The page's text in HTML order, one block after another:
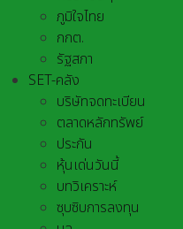
ภูมิใจไทย
กกต.
รัฐสภา
SET-คลัง
บริษัทจดทะเบียน
ตลาดหลักทรัพย์
ประกัน
หุ้นเด่นวันนี้
บทวิเคราะห์
ซุบซิบการลงทุน